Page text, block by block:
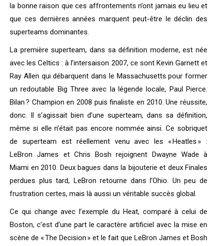
la bonne raison que ces affrontements n’ont jamais eu lieu et
que ces dernières années marquent peut-être le déclin des
superteams dominantes.
La première superteam, dans sa définition moderne, est née
avec les Celtics : à l’intersaison 2007, ce sont Kevin Garnett et
Ray Allen qui débarquent dans le Massachusetts pour former
un redoutable Big Three avec la légende locale, Paul Pierce.
Bilan ? Champion en 2008 puis finaliste en 2010. Une réussite,
donc. Il s’agissait bien d’une superteam, dans sa définition,
même si elle n’était pas encore nommée ainsi. Ce sobriquet
de superteam est réellement venu avec les « Heatles » :
LeBron James et Chris Bosh rejoignent Dwayne Wade à
Miami en 2010. Deux bagues dans la bijouterie et deux Finales
perdues plus tard, LeBron retourne dans l’Ohio. Un peu de
frustration certes, mais là aussi un véritable succès global.
Ce qui change avec l’exemple du Heat, comparé à celui de
Boston, c’est d’une part le caractère artificiel avec la mise en
scène de « The Decision » et le fait que LeBron James et Bosh